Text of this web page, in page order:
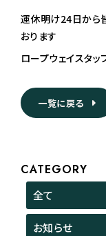
運休明け24日から
おります
ロープウェイスタ
一覧に戻る
CATEGORY
全て
お知らせ